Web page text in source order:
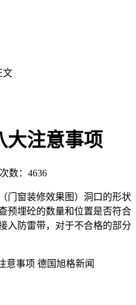
文
大注意事项
数：4636
门窗装修效果图）洞口的形状
预埋砼的数量和位置是否符合
入防雷带，对于不合格的部分